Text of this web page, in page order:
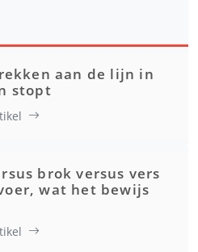
aan de lijn in
stopt
brok versus vers
wat het bewijs